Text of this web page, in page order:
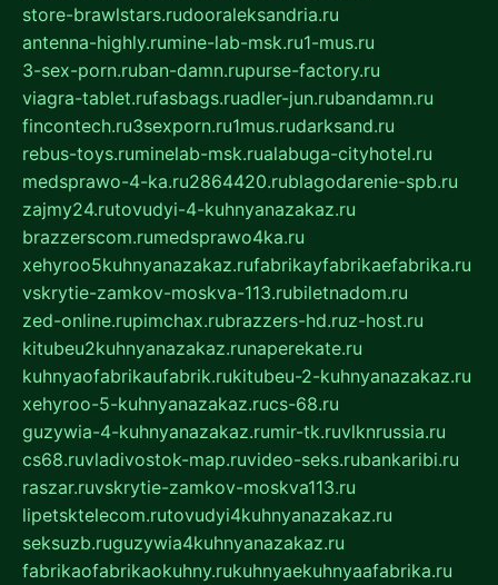
store-brawlstars.rudooraleksandria.ru
antenna-highly.rumine-lab-msk.ru1-mus.ru
3-sex-porn.ruban-damn.rupurse-factory.ru
viagra-tablet.rufasbags.ruadler-jun.rubandamn.ru
fincontech.ru3sexporn.ru1mus.rudarksand.ru
rebus-toys.ruminelab-msk.rualabuga-cityhotel.ru
medsprawo-4-ka.ru2864420.rublagodarenie-spb.ru
zajmy24.rutovudyi-4-kuhnyanazakaz.ru
brazzerscom.rumedsprawo4ka.ru
xehyroo5kuhnyanazakaz.rufabrikayfabrikaefabrika.ru
vskrytie-zamkov-moskva-113.rubiletnadom.ru
zed-online.rupimchax.rubrazzers-hd.ruz-host.ru
kitubeu2kuhnyanazakaz.runaperekate.ru
kuhnyaofabrikaufabrik.rukitubeu-2-kuhnyanazakaz.ru
xehyroo-5-kuhnyanazakaz.rucs-68.ru
guzywia-4-kuhnyanazakaz.rumir-tk.ruvlknrussia.ru
cs68.ruvladivostok-map.ruvideo-seks.rubankaribi.ru
raszar.ruvskrytie-zamkov-moskva113.ru
lipetsktelecom.rutovudyi4kuhnyanazakaz.ru
seksuzb.ruguzywia4kuhnyanazakaz.ru
fabrikaofabrikaokuhny.rukuhnyaekuhnyaafabrika.ru